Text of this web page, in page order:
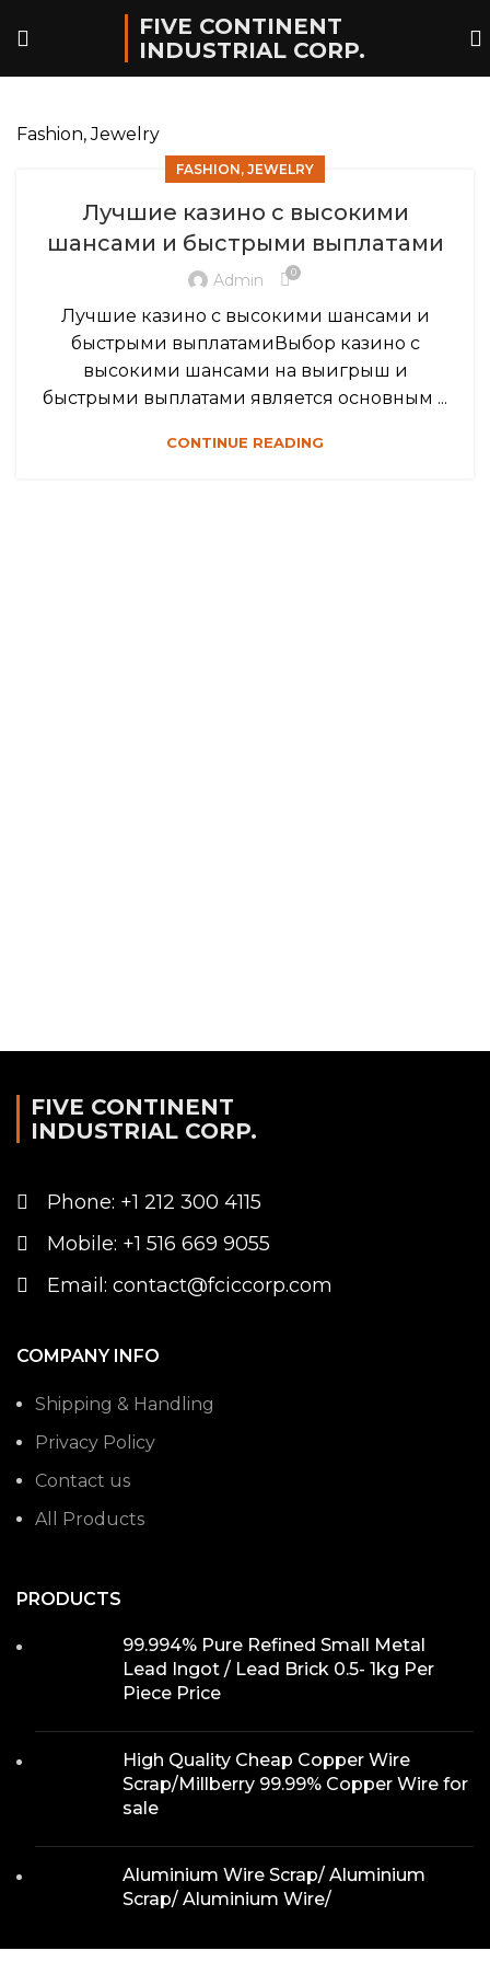
FIVE CONTINENT
INDUSTRIAL CORP.
Fashion, Jewelry
FASHION, JEWELRY
Лучшие казино с высокими
шансами и быстрыми выплатами
Admin 0
Лучшие казино с высокими шансами и
быстрыми выплатамиВыбор казино с
высокими шансами на выигрыш и
быстрыми выплатами является основным ...
CONTINUE READING
FIVE CONTINENT
INDUSTRIAL CORP.
Phone: +1 212 300 4115
Mobile: +1 516 669 9055
Email: contact@fciccorp.com
COMPANY INFO
Shipping & Handling
Privacy Policy
Contact us
All Products
PRODUCTS
99.994% Pure Refined Small Metal
Lead Ingot / Lead Brick 0.5- 1kg Per
Piece Price
High Quality Cheap Copper Wire
Scrap/Millberry 99.99% Copper Wire for
sale
Aluminium Wire Scrap/ Aluminium
Scrap/ Aluminium Wire/